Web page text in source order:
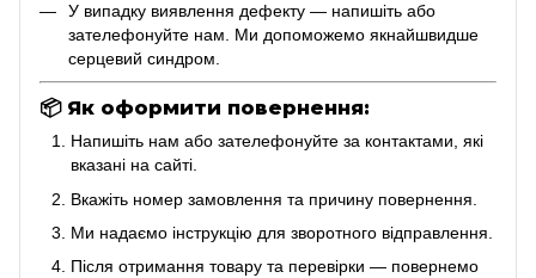
У випадку виявлення дефекту — напишіть або
зателефонуйте нам. Ми допоможемо якнайшвидше
серцевий синдром.
📦Як оформити повернення:
Напишіть нам або зателефонуйте за контактами, які
вказані на сайті.
Вкажіть номер замовлення та причину повернення.
Ми надаємо інструкцію для зворотного відправлення.
Після отримання товару та перевірки — повернемо